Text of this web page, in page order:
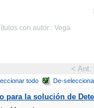
con autor : Vega
< Ant.
todo De-
para la solución de